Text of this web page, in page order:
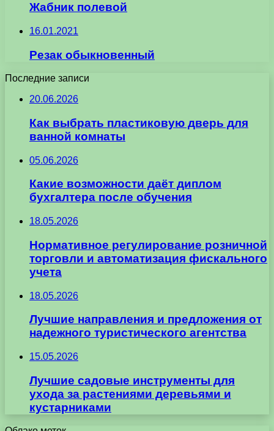
Жабник полевой
16.01.2021
Резак обыкновенный
Последние записи
20.06.2026
Как выбрать пластиковую дверь для
ванной комнаты
05.06.2026
Какие возможности даёт диплом
бухгалтера после обучения
18.05.2026
Нормативное регулирование розничной
торговли и автоматизация фискального
учета
18.05.2026
Лучшие направления и предложения от
надежного туристического агентства
15.05.2026
Лучшие садовые инструменты для
ухода за растениями деревьями и
кустарниками